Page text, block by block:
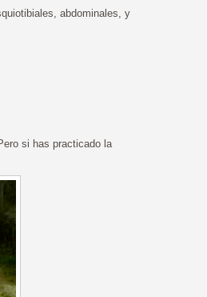
abdominales, y
si has practicado la